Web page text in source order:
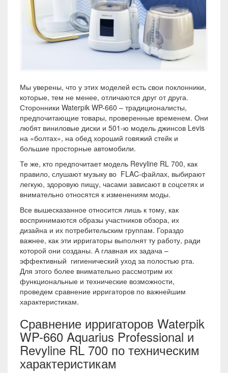
Мы уверены, что у этих моделей есть свои поклонники,
которые, тем не менее, отличаются друг от друга.
Сторонники Waterpik WP-660 – традиционалисты,
предпочитающие товары, проверенные временем. Они
любят виниловые диски и 501-ю модель джинсов Levis
на «болтах», на обед хороший говяжий стейк и
большие просторные автомобили.
Те же, кто предпочитает модель Revyline RL 700, как
правило, слушают музыку во FLAC-файлах, выбирают
легкую, здоровую пищу, часами зависают в соцсетях и
внимательно относятся к изменениям моды.
Все вышесказанное относится лишь к тому, как
воспринимаются образы участников обзора, их
дизайна и их потребительским группам. Гораздо
важнее, как эти ирригаторы выполнят ту работу, ради
которой они созданы. А главная их задача –
эффективный гигиенический уход за полостью рта.
Для этого более внимательно рассмотрим их
функциональные и технические возможности,
проведем сравнение ирригаторов по важнейшим
характеристикам.
Сравнение ирригаторов Waterpik
WP-660 Aquarius Professional и
Revyline RL 700 по техническим
характеристикам